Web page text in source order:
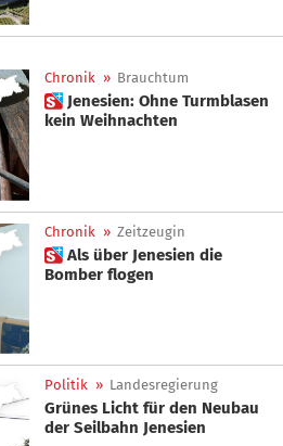
Chronik » Brauchtum
 Jenesien: Ohne Turmblasen
kein Weihnachten
Chronik » Zeitzeugin
 Als über Jenesien die
Bomber flogen
Politik » Landesregierung
Grünes Licht für den Neubau
der Seilbahn Jenesien